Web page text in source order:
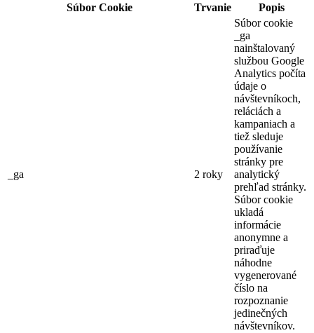
Súbor Cookie
Trvanie Popis
_ga 2 roky
Súbor cookie
_ga
nainštalovaný
službou Google
Analytics počíta
údaje o
návštevníkoch,
reláciách a
kampaniach a
tiež sleduje
používanie
stránky pre
analytický
prehľad stránky.
Súbor cookie
ukladá
informácie
anonymne a
priraďuje
náhodne
vygenerované
číslo na
rozpoznanie
jedinečných
návštevníkov.